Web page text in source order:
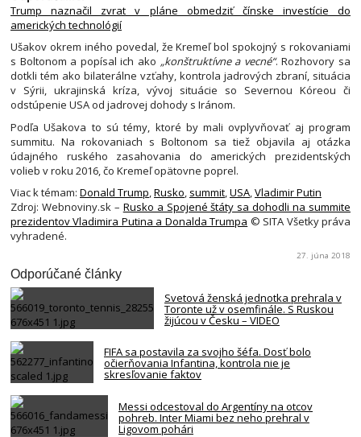
Trump naznačil zvrat v pláne obmedziť čínske investície do
amerických technológií
Ušakov okrem iného povedal, že Kremeľ bol spokojný s rokovaniami
s Boltonom a popísal ich ako „konštruktívne a vecné“. Rozhovory sa
dotkli tém ako bilaterálne vzťahy, kontrola jadrových zbraní, situácia
v Sýrii, ukrajinská kríza, vývoj situácie so Severnou Kóreou či
odstúpenie USA od jadrovej dohody s Iránom.
Podľa Ušakova to sú témy, ktoré by mali ovplyvňovať aj program
summitu. Na rokovaniach s Boltonom sa tiež objavila aj otázka
údajného ruského zasahovania do amerických prezidentských
volieb v roku 2016, čo Kremeľ opätovne poprel.
Viac k témam: Donald Trump,Rusko, summit,USA,Vladimir Putin
Zdroj: Webnoviny.sk – Rusko a Spojené štáty sa dohodli na summite
prezidentov Vladimira Putina a Donalda Trumpa © SITA Všetky práva
vyhradené.
27. júna 2018
Odporúčané články
Svetová ženská jednotka prehrala v
Toronte už v osemfinále. S Ruskou
žijúcou v Česku – VIDEO
FIFA sa postavila za svojho šéfa. Dosť bolo
očierňovania Infantina, kontrola nie je
skresľovanie faktov
Messi odcestoval do Argentíny na otcov
pohreb. Inter Miami bez neho prehral v
Ligovom pohári